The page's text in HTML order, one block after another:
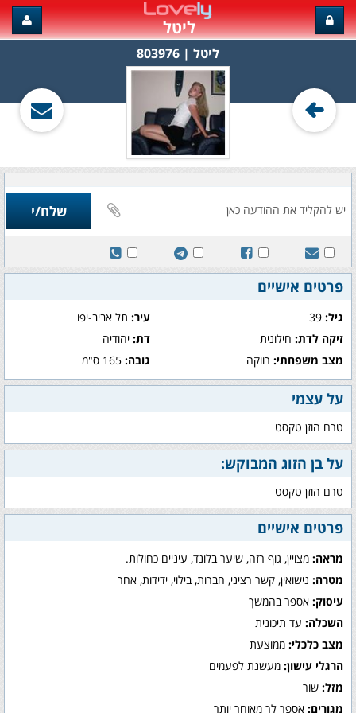
ליטל
ליטל‏ | 803976
פרטים אישיים
גיל: עיר:תל אביב-יפו
זיקה לדת: חילונית דת:יהודיה
מצב משפחתי: רווקה גובה:165 ס"מ
על עצמי
טרם הוזן טקסט
על בן הזוג המבוקש:
טרם הוזן טקסט
פרטים אישיים
מראה: מצויין, גוף רזה, שיער בלונד, עיניים כחולות.
מטרה: נישואין, קשר רציני, חברות, בילוי, ידידות, אחר
עיסוק: אספר בהמשך
השכלה: עד תיכונית
מצב כלכלי: ממוצעת
הרגלי עישון: מעשנת לפעמים
מזל: שור
מגורים: אספר לך מאוחר יותר